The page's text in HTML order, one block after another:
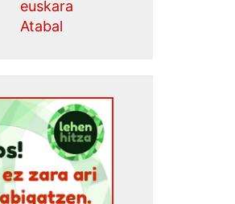
euskara
Atabal